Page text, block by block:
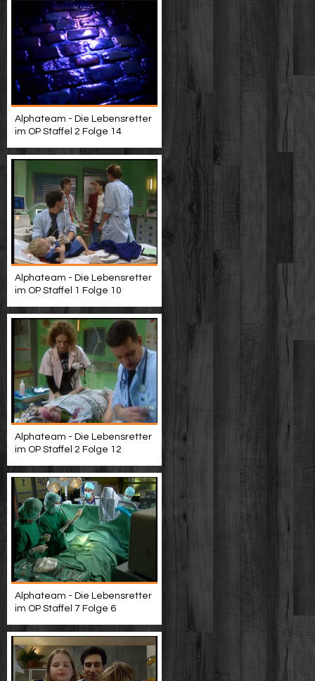
Alphateam - Die Lebensretter
im OP Staffel 2 Folge 14
Alphateam - Die Lebensretter
im OP Staffel 1 Folge 10
Alphateam - Die Lebensretter
im OP Staffel 2 Folge 12
Alphateam - Die Lebensretter
im OP Staffel 7 Folge 6